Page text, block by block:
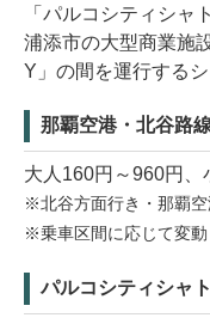
「パルコシティシャ
浦添市の大型商業施
Y」の間を運行するシ
那覇空港・北谷路
大人160円～960円、
※北谷方面行き・那覇
※乗車区間に応じて変動
パルコシティシャ